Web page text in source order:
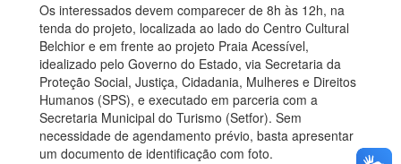
Os interessados devem comparecer de 8h às 12h, na
tenda do projeto, localizada ao lado do Centro Cultural
Belchior e em frente ao projeto Praia Acessível,
idealizado pelo Governo do Estado, via Secretaria da
Proteção Social, Justiça, Cidadania, Mulheres e Direitos
Humanos (SPS), e executado em parceria com a
Secretaria Municipal do Turismo (Setfor). Sem
necessidade de agendamento prévio, basta apresentar
um documento de identificação com foto.